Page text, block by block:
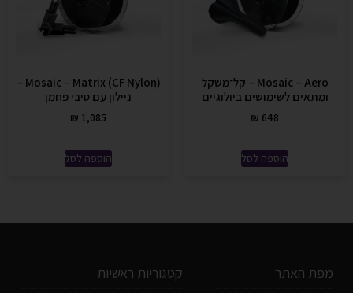
Mosaic – Aero – קל־משקל
ומתאים לשימושים ביולוגיים
₪ 648
הוספה לסל
Mosaic – Matrix (CF Nylon) –
ניילון עם סיבי פחמן
₪ 1,085
הוספה לסל
מפת האתר קטגוריות ראשיות